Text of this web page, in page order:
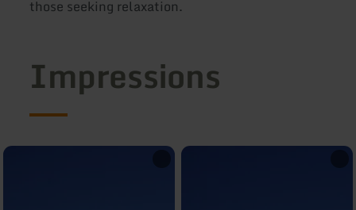
those seeking relaxation.
Impressions